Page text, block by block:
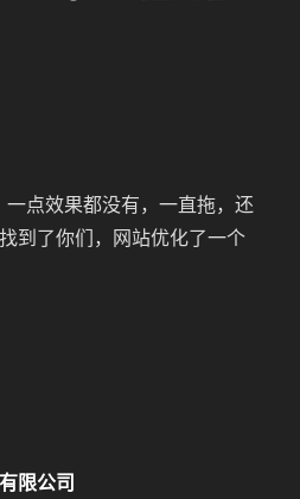
一点效果都没有，一直拖，还
到了你们，网站优化了一个
限公司